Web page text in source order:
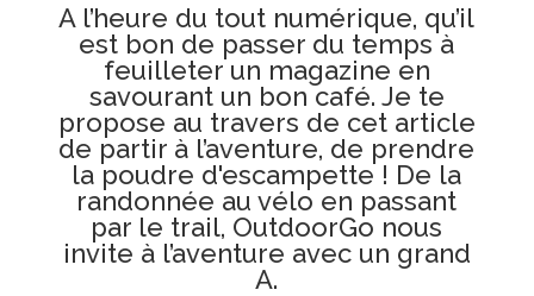
A l’heure du tout numérique, qu’il
est bon de passer du temps à
feuilleter un magazine en
savourant un bon café. Je te
propose au travers de cet article
de partir à l’aventure, de prendre
la poudre d'escampette ! De la
randonnée au vélo en passant
par le trail, OutdoorGo nous
invite à l’aventure avec un grand
A.